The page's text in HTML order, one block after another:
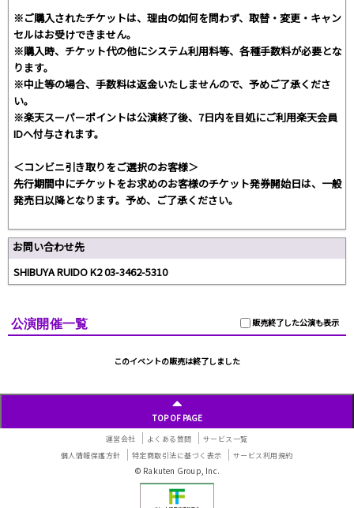
※ご購入されたチケットは、理由の如何を問わず、取替・変更・キャン
セルはお受けできません。
※購入時、チケット代の他にシステム利用料等、各種手数料が必要とな
ります。
※中止等の場合、手数料は返金いたしませんので、予めご了承くださ
い。
※楽天スーパーポイントは公演終了後、7日内を目処にご利用楽天会員
IDへ付与されます。
＜コンビニ引き取りをご選択のお客様＞
先行期間中にチケットをお求めのお客様のチケット発券開始日は、一般
発売日以降となります。予め、ご了承ください。
お問い合わせ先
SHIBUYA RUIDO K2 03-3462-5310
販売終了した公演も表示
公演開催一覧
このイベントの販売は終了しました
TOP OF PAGE
運営会社 よくある質問
サービス一覧
個人情報保護方針
特定商取引法に基づく表示 サービス利用規約
© Rakuten Group, Inc.